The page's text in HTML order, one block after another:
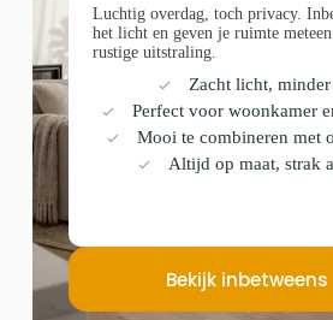
Luchtig overdag, toch privacy.
het licht en geven je ruimte meteen
rustige uitstraling.
Zacht licht,
Perfect voor woonkamer
Mooi te combineren met
Altijd op maat, strak
Bekijk inbetweens